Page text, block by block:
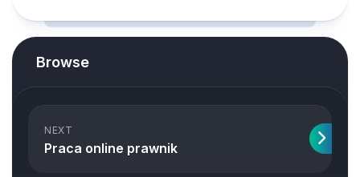
Browse
NEXT
Praca online prawnik